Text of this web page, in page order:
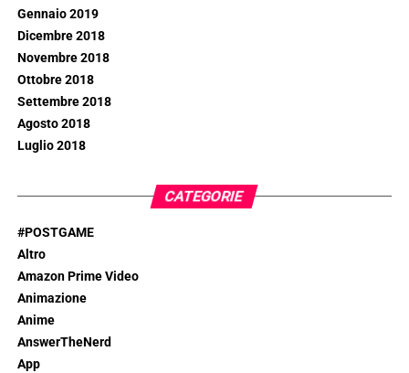
Gennaio 2019
Dicembre 2018
Novembre 2018
Ottobre 2018
Settembre 2018
Agosto 2018
Luglio 2018
CATEGORIE
#POSTGAME
Altro
Amazon Prime Video
Animazione
Anime
AnswerTheNerd
App